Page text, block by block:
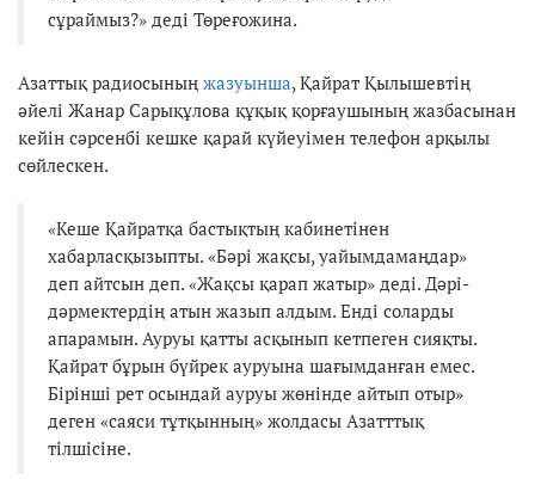
сұраймыз?» деді Төреғожина.
Азаттық радиосының жазуынша, Қайрат Қылышевтің
әйелі Жанар Сарықұлова құқық қорғаушының жазбасынан
кейін сәрсенбі кешке қарай күйеуімен телефон арқылы
сөйлескен.
«Кеше Қайратқа бастықтың кабинетінен
хабарласқызыпты. «Бәрі жақсы, уайымдамаңдар»
деп айтсын деп. «Жақсы қарап жатыр» деді. Дәрі-
дәрмектердің атын жазып алдым. Енді соларды
апарамын. Ауруы қатты асқынып кетпеген сияқты.
Қайрат бұрын бүйрек ауруына шағымданған емес.
Бірінші рет осындай ауруы жөнінде айтып отыр»
деген «саяси тұтқынның» жолдасы Азатттық
тілшісіне.